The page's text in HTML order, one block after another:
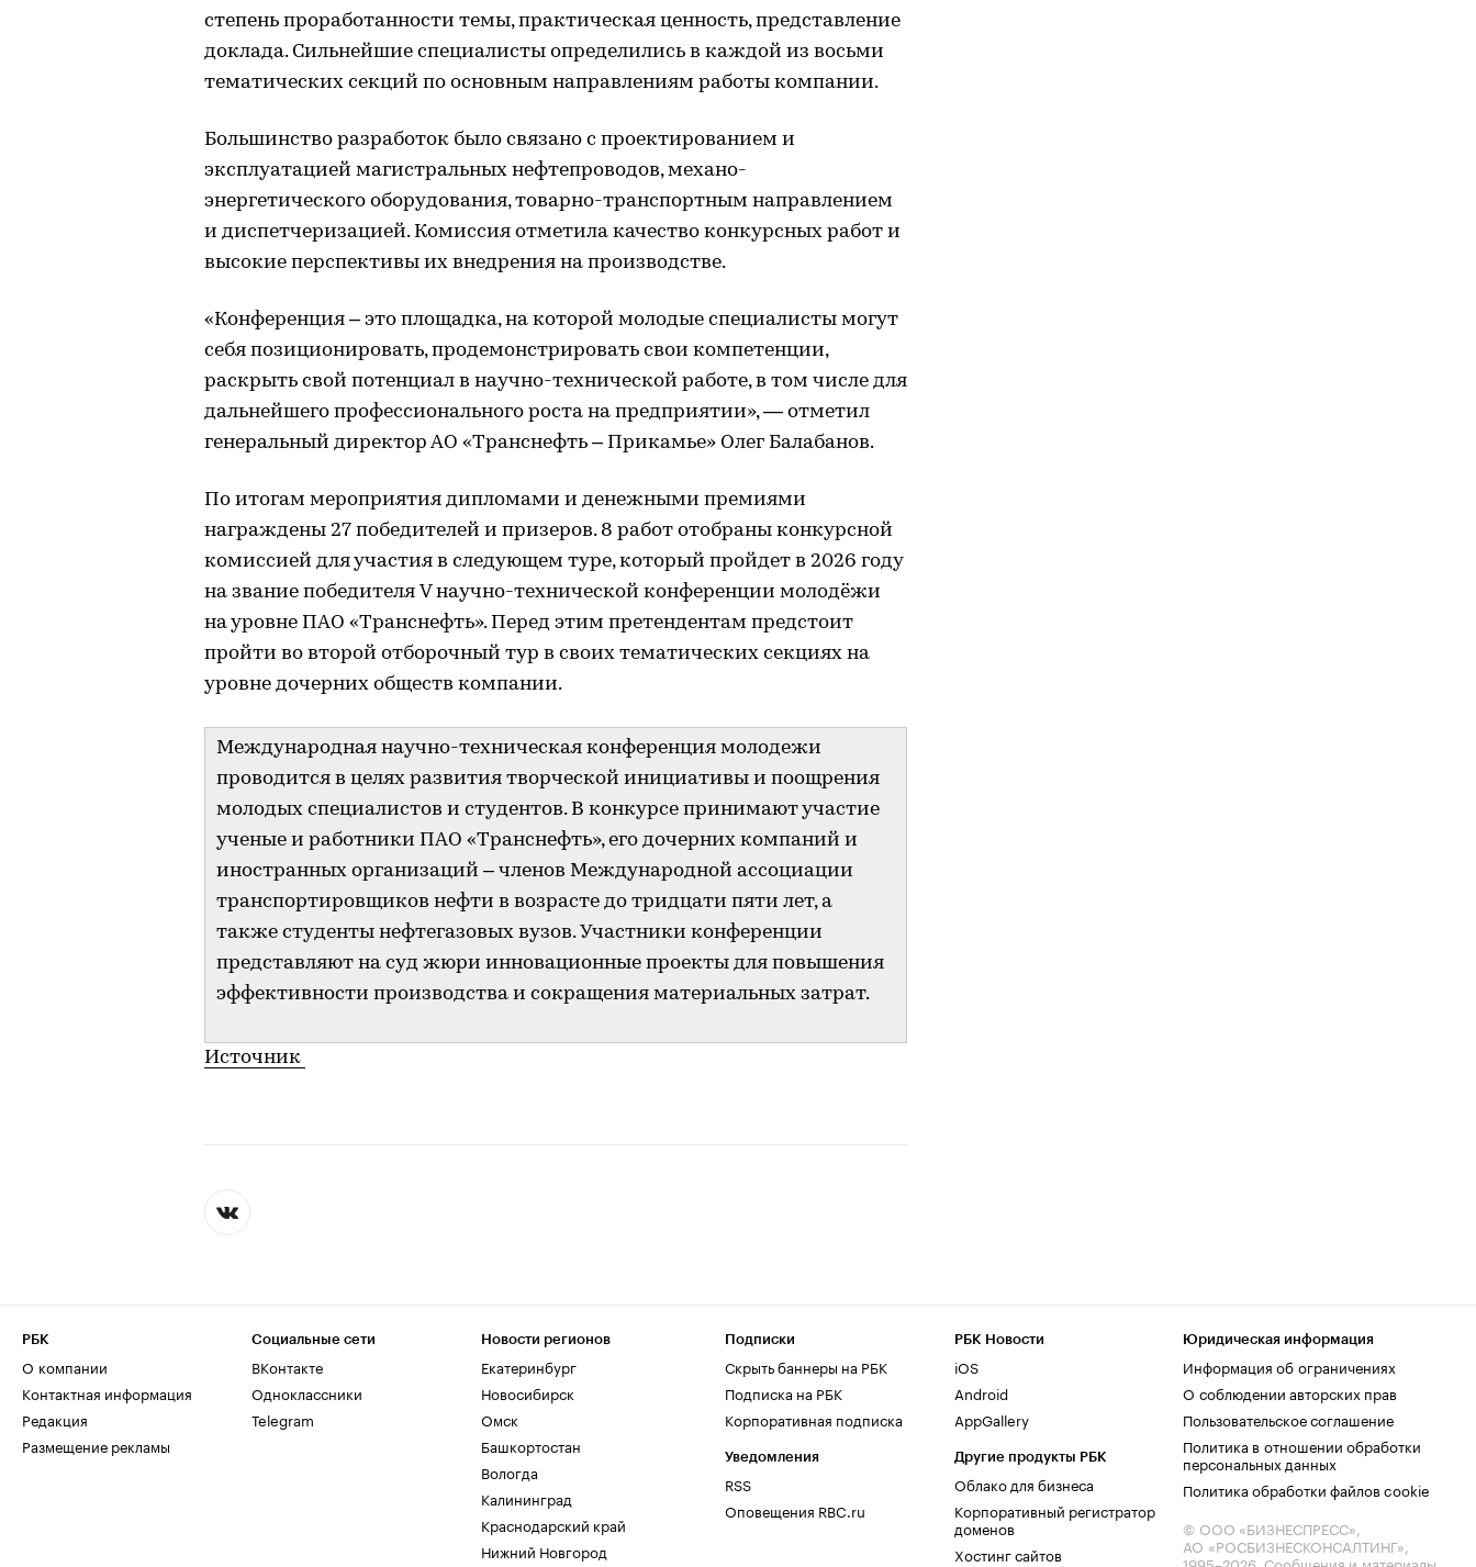
степень проработанности темы, практическая ценность, представление
доклада. Сильнейшие специалисты определились в каждой из восьми
тематических секций по основным направлениям работы компании.
Большинство разработок было связано с проектированием и
эксплуатацией магистральных нефтепроводов, механо-
энергетического оборудования, товарно-транспортным направлением
и диспетчеризацией. Комиссия отметила качество конкурсных работ и
высокие перспективы их внедрения на производстве.
«Конференция – это площадка, на которой молодые специалисты могут
себя позиционировать, продемонстрировать свои компетенции,
раскрыть свой потенциал в научно-технической работе, в том числе для
дальнейшего профессионального роста на предприятии», — отметил
генеральный директор АО «Транснефть – Прикамье» Олег Балабанов.
По итогам мероприятия дипломами и денежными премиями
награждены 27 победителей и призеров. 8 работ отобраны конкурсной
комиссией для участия в следующем туре, который пройдет в 2026 году
на звание победителя V научно-технической конференции молодёжи
на уровне ПАО «Транснефть». Перед этим претендентам предстоит
пройти во второй отборочный тур в своих тематических секциях на
уровне дочерних обществ компании.
Международная научно-техническая конференция молодежи
проводится в целях развития творческой инициативы и поощрения
молодых специалистов и студентов. В конкурсе принимают участие
ученые и работники ПАО «Транснефть», его дочерних компаний и
иностранных организаций – членов Международной ассоциации
транспортировщиков нефти в возрасте до тридцати пяти лет, а
также студенты нефтегазовых вузов. Участники конференции
представляют на суд жюри инновационные проекты для повышения
эффективности производства и сокращения материальных затрат.
Источник
РБК
О компании
Контактная информация
Редакция
Размещение рекламы
Социальные сети
ВКонтакте
Одноклассники
Telegram
Новости регионов
Екатеринбург
Новосибирск
Омск
Башкортостан
Вологда
Калининград
Краснодарский край
Нижний Новгород
Подписки
Скрыть баннеры на РБК
Подписка на РБК
Корпоративная подписка
Уведомления
RSS
Оповещения RBC.ru
РБК Новости
iOS
Android
AppGallery
Другие продукты РБК
Облако для бизнеса
Корпоративный регистратор
доменов
Хостинг сайтов
Юридическая информация
Информация об ограничениях
О соблюдении авторских прав
Пользовательское соглашение
Политика в отношении обработки
персональных данных
Политика обработки файлов cookie
© ООО «БИЗНЕСПРЕСС»,
АО «РОСБИЗНЕСКОНСАЛТИНГ»,
1995–2026. Сообщения и материалы